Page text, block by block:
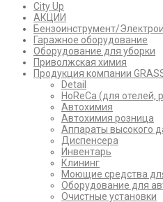
City Up
АКЦИИ
Бензоинструмент/
Гаражное оборудование
Оборудование для уборки
Приволжская химия
Продукция компании
Detail
HoReCa (для отелей,
Автохимия
Автохимия розница
Аппараты высокого
Диспенсера
Инвентарь
Клининг
Моющие средства
Оборудование для
Очистные установки